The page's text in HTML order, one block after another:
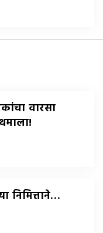
वारसा
निमित्ताने…